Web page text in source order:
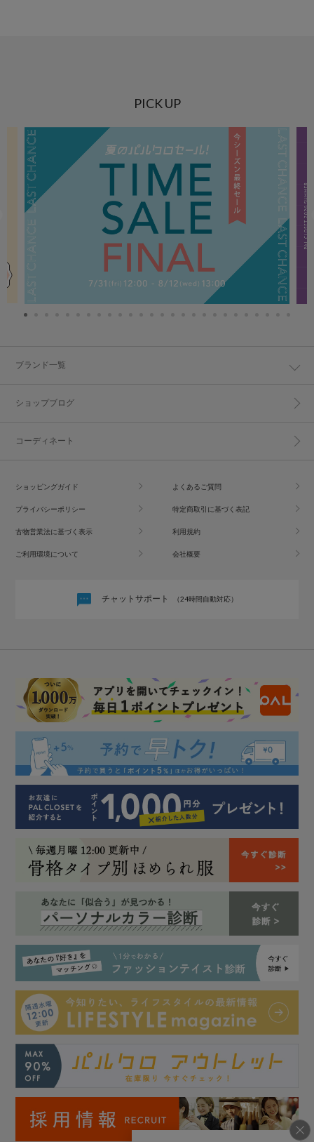
PICK UP
ブランド一覧
ショップブログ
コーディネート
ショッピングガイド よくあるご質問
プライバシーポリシー 特定商取引に基づく表記
古物営業法に基づく表示 利用規約
ご利用環境について 会社概要
チャットサポート （24時間自動対応）